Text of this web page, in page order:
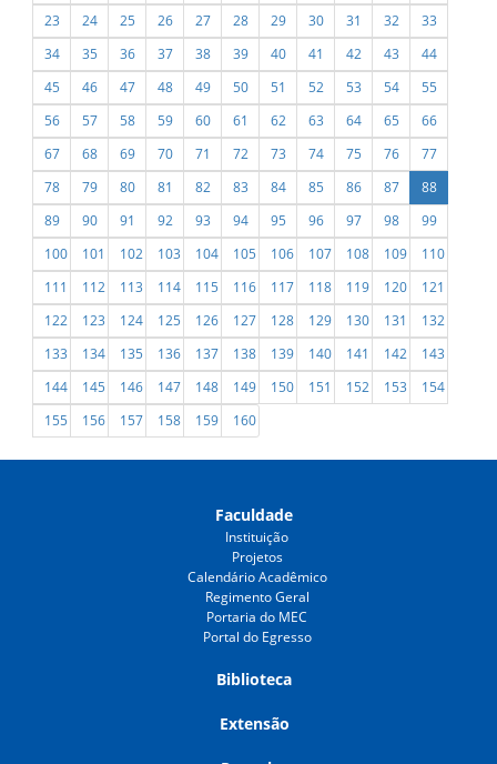
23
24 25 26 27 28 29 30 31 32
33
34
35 36 37 38 39 40 41 42 43
44
45
46 47 48 49 50 51 52 53 54
55
56
57 58 59 60 61 62 63 64 65
66
67
68 69 70 71 72 73 74 75 76
77
78
79 80 81 82 83 84 85 86 87
88
89
90 91 92 93 94 95 96 97 98
99
100
101 102 103 104 105 106 107 108 109
110
111
112 113 114 115 116 117 118 119 120
121
122
123 124 125 126 127 128 129 130 131
132
133
134 135 136 137 138 139 140 141 142
143
144
145 146 147 148 149 150 151 152 153
154
155
156 157 158 159 160
Faculdade
Instituição
Projetos
Calendário Acadêmico
Regimento Geral
Portaria do MEC
Portal do Egresso
Biblioteca
Extensão